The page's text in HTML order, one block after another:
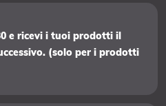
e ricevi i tuoi prodotti il
(solo per i prodotti